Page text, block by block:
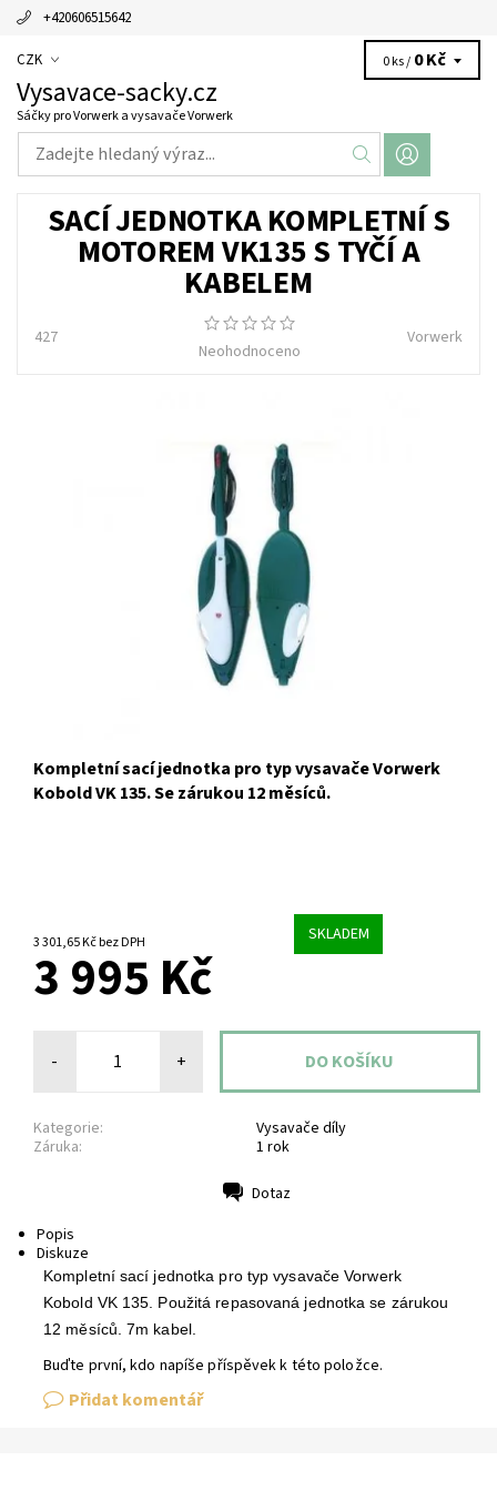
+420606515642
CZK
Vysavace-sacky.cz
Sáčky pro Vorwerk a vysavače Vorwerk
0 ks / 0 Kč
SACÍ JEDNOTKA KOMPLETNÍ S
MOTOREM VK135 S TYČÍ A
KABELEM
427
Neohodnoceno
Vorwerk
Kompletní sací jednotka pro typ vysavače Vorwerk
Kobold VK 135. Se zárukou 12 měsíců.
3 301,65 Kč bez DPH SKLADEM
3 995 Kč
- +
Kategorie:
Vysavače díly
Záruka:
1 rok
Dotaz
Popis
Diskuze
Kompletní sací jednotka pro typ vysavače Vorwerk
Kobold VK 135. Použitá repasovaná jednotka se zárukou
12 měsíců. 7m kabel.
Buďte první, kdo napíše příspěvek k této položce.
Přidat komentář